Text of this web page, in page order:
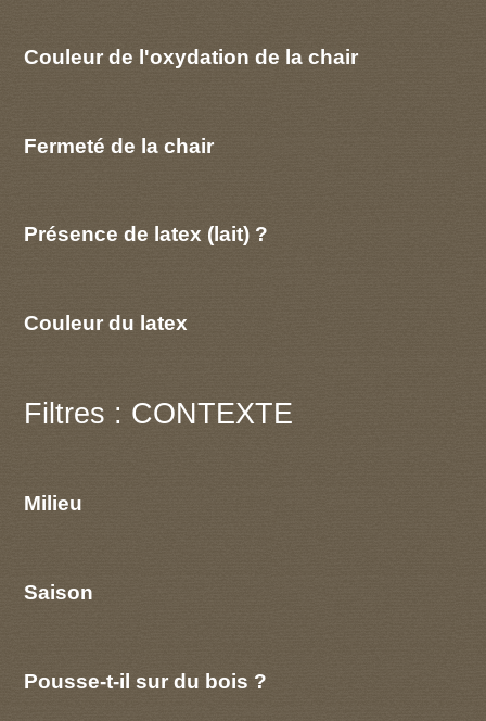
Couleur de l'oxydation de la chair
Fermeté de la chair
Présence de latex (lait) ?
Couleur du latex
Filtres : CONTEXTE
Milieu
Saison
Pousse-t-il sur du bois ?